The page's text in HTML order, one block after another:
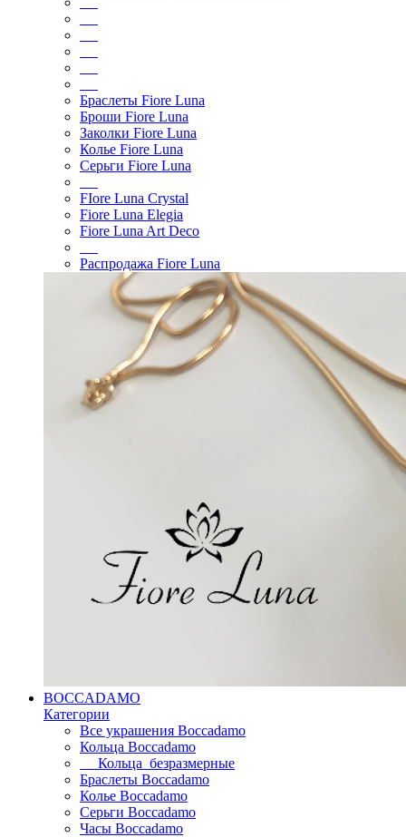
Браслеты Fiore Luna
Броши Fiore Luna
Заколки Fiore Luna
Колье Fiore Luna
Серьги Fiore Luna
FIore Luna Crystal
Fiore Luna Elegia
Fiore Luna Art Deco
Распродажа Fiore Luna
BOCCADAMO
Категории
Все украшения Boccadamo
Кольца Boccadamo
Кольца безразмерные
Браслеты Boccadamo
Колье Boccadamo
Серьги Boccadamo
Часы Boccadamo